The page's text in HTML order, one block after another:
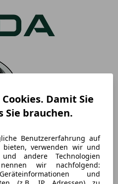
Damit Sie
Sie brauchen.
Benutzererfahrung auf
bieten, verwenden wir und
andere Technologien
wir nachfolgend:
und